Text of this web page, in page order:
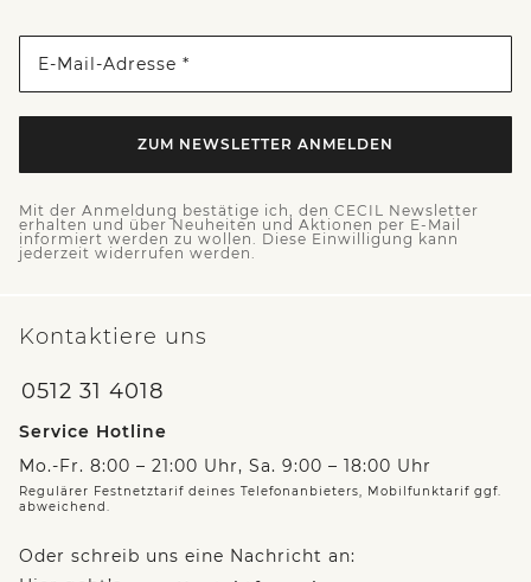
E-Mail-Adresse *
ZUM NEWSLETTER ANMELDEN
Mit der Anmeldung bestätige ich, den CECIL Newsletter
erhalten und über Neuheiten und Aktionen per E-Mail
informiert werden zu wollen. Diese Einwilligung kann
jederzeit widerrufen werden.
Kontaktiere uns
0512 31 4018
Service Hotline
Mo.-Fr. 8:00 – 21:00 Uhr, Sa. 9:00 – 18:00 Uhr
Regulärer Festnetztarif deines Telefonanbieters, Mobilfunktarif ggf.
abweichend.
Oder schreib uns eine Nachricht an: